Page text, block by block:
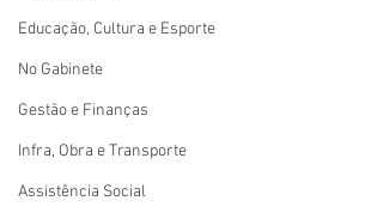
Educação, Cultura e Esporte
No Gabinete
Gestão e Finanças
Infra, Obra e Transporte
Assistência Social